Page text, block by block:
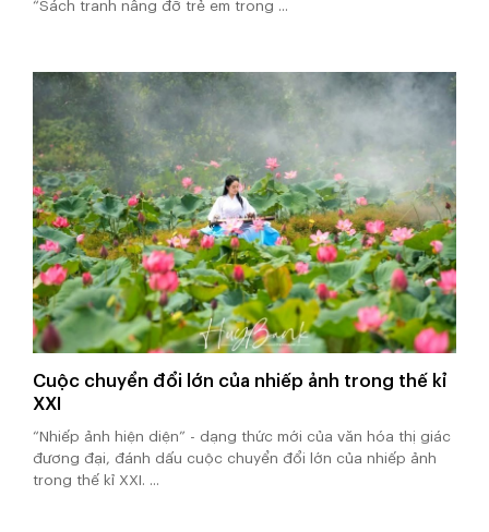
“Sách tranh nâng đỡ trẻ em trong ...
Cuộc chuyển đổi lớn của nhiếp ảnh trong thế kỉ
XXI
“Nhiếp ảnh hiện diện” - dạng thức mới của văn hóa thị giác
đương đại, đánh dấu cuộc chuyển đổi lớn của nhiếp ảnh
trong thế kỉ XXI. ...